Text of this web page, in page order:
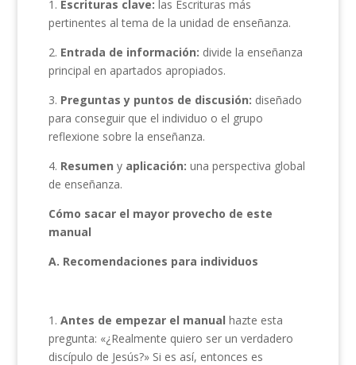
1. Escrituras clave: las Escrituras más
pertinentes al tema de la unidad de enseñanza.
2. Entrada de información: divide la enseñanza
principal en apartados apropiados.
3. Preguntas y puntos de discusión: diseñado
para conseguir que el individuo o el grupo
reflexione sobre la enseñanza.
4. Resumen y aplicación: una perspectiva global
de enseñanza.
Cómo sacar el mayor provecho de este
manual
A. Recomendaciones para individuos
1. Antes de empezar el manual hazte esta
pregunta: «¿Realmente quiero ser un verdadero
discípulo de Jesús?» Si es así, entonces es